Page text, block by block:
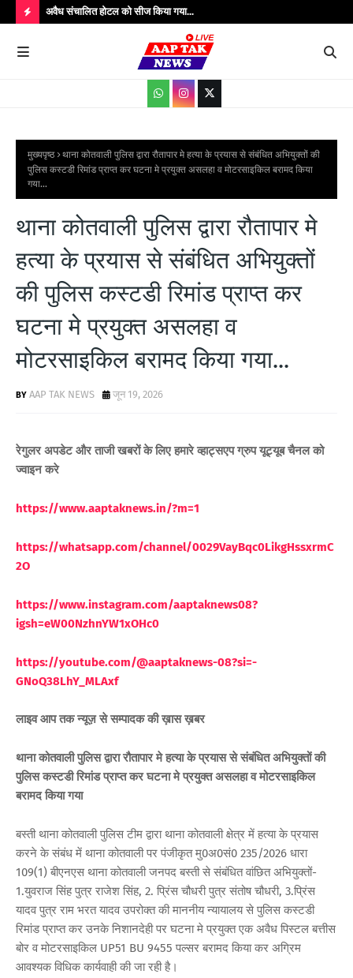
O
S
S
घटना में अवैध संचालित होटल को सीज किया गया...
मुख्यपृष्ठ
थाना कोतवाली पुलिस द्वारा रौतापार मे हत्या के प्रयास से संबंधित अभियुक्तों की
पुलिस कस्टडी रिमांड प्राप्त कर घटना मे प्रयुक्त असलहा व मोटरसाइकिल बरामद किया
गया...
थाना कोतवाली पुलिस द्वारा रौतापार मे
हत्या के प्रयास से संबंधित अभियुक्तों
की पुलिस कस्टडी रिमांड प्राप्त कर
घटना मे प्रयुक्त असलहा व
मोटरसाइकिल बरामद किया गया...
AAP TAK NEWS जून 19, 2026
रेगुलर अपडेट और ताजी खबरों के लिए हमारे व्हाट्सएप ग्रुप यूट्यूब चैनल को
ज्वाइन करे
https://www.aaptaknews.in/?m=1
https://whatsapp.com/channel/0029VayBqc0LikgHssxrmC
2O
https://www.instagram.com/aaptaknews08?
igsh=eW00NzhnYW1xOHc0
https://youtube.com/@aaptaknews-08?si=-
GNoQ38LhY_MLAxf
लाइव आप तक न्यूज़ से सम्पादक की ख़ास ख़बर
थाना कोतवाली पुलिस द्वारा रौतापार मे हत्या के प्रयास से संबंधित अभियुक्तों की
पुलिस कस्टडी रिमांड प्राप्त कर घटना मे प्रयुक्त असलहा व मोटरसाइकिल
बरामद किया गया
बस्ती थाना कोतवाली पुलिस टीम द्वारा थाना कोतवाली क्षेत्र में हत्या के प्रयास
करने के संबंध में थाना कोतवाली पर पंजीकृत मु0अ0सं0 235/2026 धारा
109(1) बीएनएस थाना कोतवाली जनपद बस्ती से संबंधित वांछित अभियुक्तों-
1.युवराज सिंह पुत्र राजेश सिंह, 2. प्रिंस चौधरी पुत्र संतोष चौधरी, 3.प्रिंस
यादव पुत्र राम भरत यादव उपरोक्त की माननीय न्यायालय से पुलिस कस्टडी
रिमांड प्राप्त कर उनके निशानदेही पर घटना मे प्रयुक्त एक अवैध पिस्टल बत्तीस
बोर व मोटरसाइकिल UP51 BU 9455 पल्सर बरामद किया कर अग्रिम
आवश्यक विधिक कार्यवाही की जा रही है।